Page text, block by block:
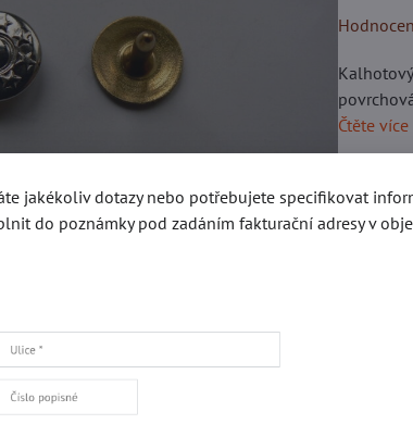
Čtěte více
Skladem
jakékoliv dotazy nebo potřebujete specifikovat
do poznámky pod zadáním fakturační adresy v